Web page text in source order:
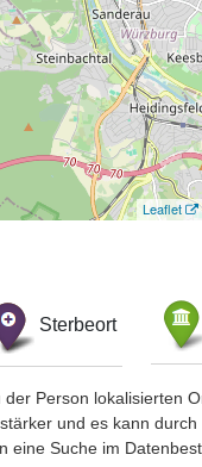
Leaflet
Sterbeort
Person lokalisierten
und es kann
Suche im